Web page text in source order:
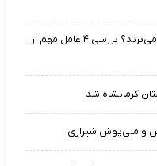
چرا برخی زنان از رابطه جنسی کمتر لذت می‌برند؟ بررسی ۴ عامل مهم از
کرمانشاه شد
و ملی‌پوش شیرازی